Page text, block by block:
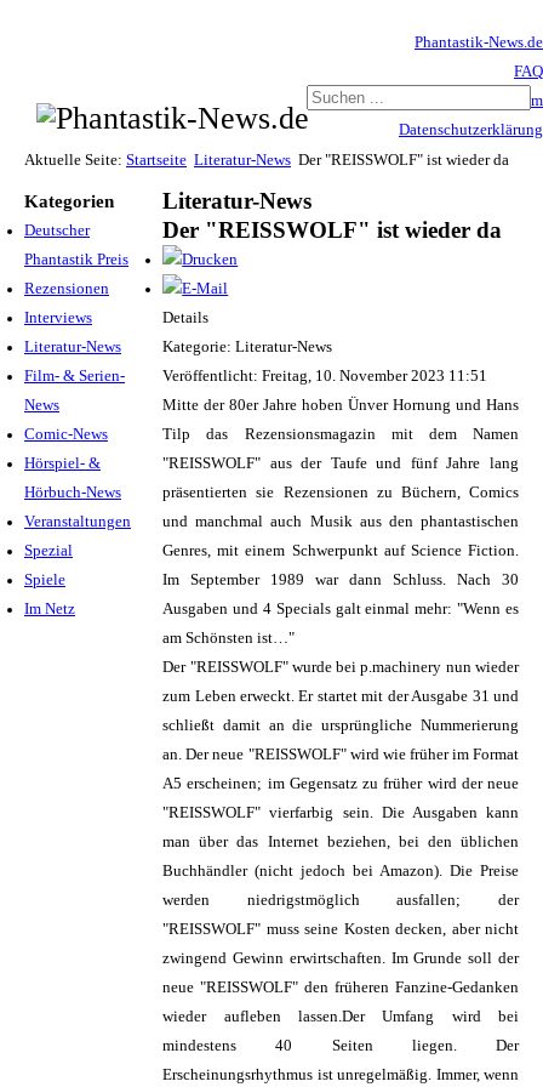
Phantastik-News.de
FAQ
Impressum
Datenschutzerklärung
Haftungsausschluss
Aktuelle Seite: Startseite Literatur-News Der "REISSWOLF" ist wieder da
Kategorien
Deutscher
Phantastik Preis
Rezensionen
Interviews
Literatur-News
Film- & Serien-
News
Comic-News
Hörspiel- &
Hörbuch-News
Veranstaltungen
Spezial
Spiele
Im Netz
Literatur-News
Der "REISSWOLF" ist wieder da
Details
Kategorie: Literatur-News
Veröffentlicht: Freitag, 10. November 2023 11:51
Mitte der 80er Jahre hoben Ünver Hornung und Hans
Tilp das Rezensionsmagazin mit dem Namen
"REISSWOLF" aus der Taufe und fünf Jahre lang
präsentierten sie Rezensionen zu Büchern, Comics
und manchmal auch Musik aus den phantastischen
Genres, mit einem Schwerpunkt auf Science Fiction.
Im September 1989 war dann Schluss. Nach 30
Ausgaben und 4 Specials galt einmal mehr: "Wenn es
am Schönsten ist…"
Der "REISSWOLF" wurde bei p.machinery nun wieder
zum Leben erweckt. Er startet mit der Ausgabe 31 und
schließt damit an die ursprüngliche Nummerierung
an. Der neue "REISSWOLF" wird wie früher im Format
A5 erscheinen; im Gegensatz zu früher wird der neue
"REISSWOLF" vierfarbig sein. Die Ausgaben kann
man über das Internet beziehen, bei den üblichen
Buchhändler (nicht jedoch bei Amazon). Die Preise
werden niedrigstmöglich ausfallen; der
"REISSWOLF" muss seine Kosten decken, aber nicht
zwingend Gewinn erwirtschaften. Im Grunde soll der
neue "REISSWOLF" den früheren Fanzine-Gedanken
wieder aufleben lassen.Der Umfang wird bei
mindestens 40 Seiten liegen. Der
Erscheinungsrhythmus ist unregelmäßig. Immer, wenn